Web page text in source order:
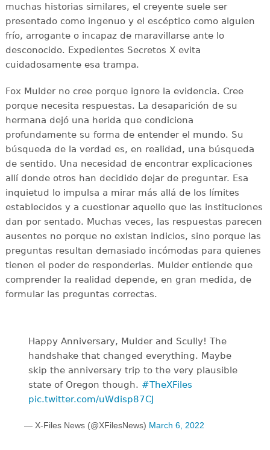
muchas historias similares, el creyente suele ser
presentado como ingenuo y el escéptico como alguien
frío, arrogante o incapaz de maravillarse ante lo
desconocido. Expedientes Secretos X evita
cuidadosamente esa trampa.
Fox Mulder no cree porque ignore la evidencia. Cree
porque necesita respuestas. La desaparición de su
hermana dejó una herida que condiciona
profundamente su forma de entender el mundo. Su
búsqueda de la verdad es, en realidad, una búsqueda
de sentido. Una necesidad de encontrar explicaciones
allí donde otros han decidido dejar de preguntar. Esa
inquietud lo impulsa a mirar más allá de los límites
establecidos y a cuestionar aquello que las instituciones
dan por sentado. Muchas veces, las respuestas parecen
ausentes no porque no existan indicios, sino porque las
preguntas resultan demasiado incómodas para quienes
tienen el poder de responderlas. Mulder entiende que
comprender la realidad depende, en gran medida, de
formular las preguntas correctas.
Happy Anniversary, Mulder and Scully! The
handshake that changed everything. Maybe
skip the anniversary trip to the very plausible
state of Oregon though. #TheXFiles
pic.twitter.com/uWdisp87CJ
— X-Files News (@XFilesNews) March 6, 2022